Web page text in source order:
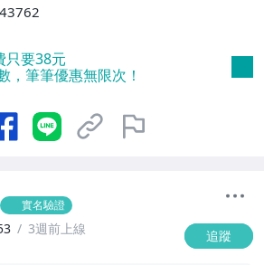
只要38元
，筆筆優惠無限次！
實名驗證
3週前上線 追蹤